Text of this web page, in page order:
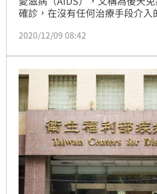
確診，在沒有任何治療手段介
的途徑包括性行為、血液交換及
檢時發現感染愛滋，讓她相當
師問罪時，對方的回答讓她大罵
2020/12/09 08:42